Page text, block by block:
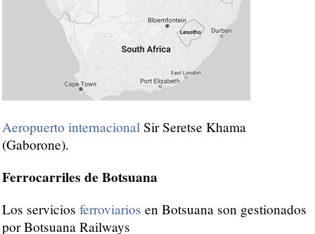
Aeropuerto internacional Sir Seretse Khama
(Gaborone).
Ferrocarriles de Botsuana
Los servicios ferroviarios en Botsuana son gestionados
por Botsuana Railways